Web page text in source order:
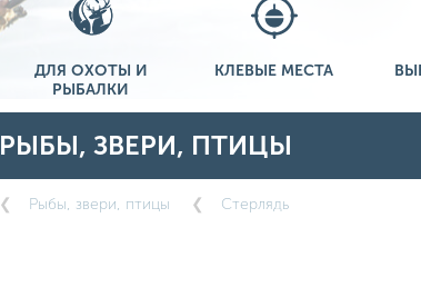
ДЛЯ ОХОТЫ И
РЫБАЛКИ
КЛЕВЫЕ МЕСТА
РЫБЫ, ЗВЕРИ, ПТИЦЫ
Рыбы, звери, птицы Стерлядь